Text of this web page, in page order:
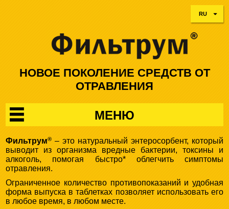
RU
НОВОЕ ПОКОЛЕНИЕ СРЕДСТВ ОТ
ОТРАВЛЕНИЯ
МЕНЮ
Фильтрум® – это натуральный энтеросорбент, который
выводит из организма вредные бактерии, токсины и
алкоголь, помогая быстро* облегчить симптомы
отравления.
Ограниченное количество противопоказаний и удобная
форма выпуска в таблетках позволяет использовать его
в любое время, в любом месте.